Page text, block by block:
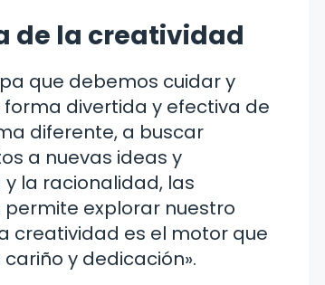
de la creatividad
que debemos cuidar y
divertida y efectiva de
diferente, a buscar
a nuevas ideas y
la racionalidad, las
explorar nuestro
creatividad es el motor que
y dedicación».